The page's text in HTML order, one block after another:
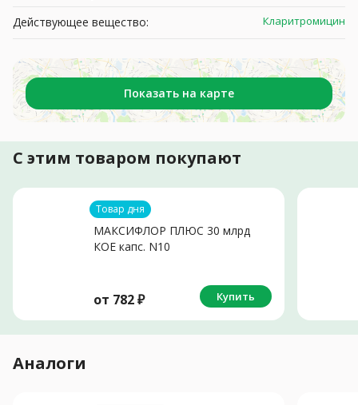
Действующее вещество:
Кларитромицин
Показать на карте
С этим товаром покупают
Товар дня
МАКСИФЛОР ПЛЮС 30 млрд
КОЕ капс. N10
от 782₽ Купить
Аналоги